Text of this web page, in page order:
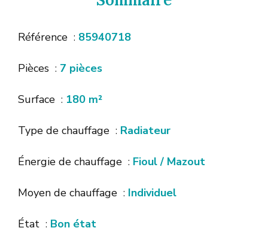
Référence 85940718
Pièces 7 pièces
Surface 180 m²
Type de chauffage Radiateur
Énergie de chauffage Fioul / Mazout
Moyen de chauffage Individuel
État Bon état